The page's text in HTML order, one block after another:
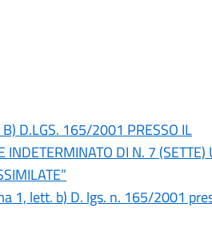
D.LGS. 165/2001 PRESSO IL
DI N. 7 (SETTE)
1, lett. b) D. lgs. n. 165/2001